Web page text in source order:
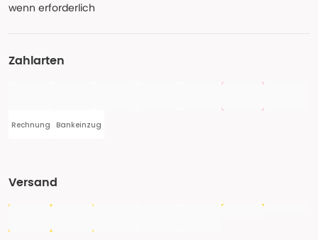
wenn erforderlich
Zahlarten
Rechnung Bankeinzug
Versand